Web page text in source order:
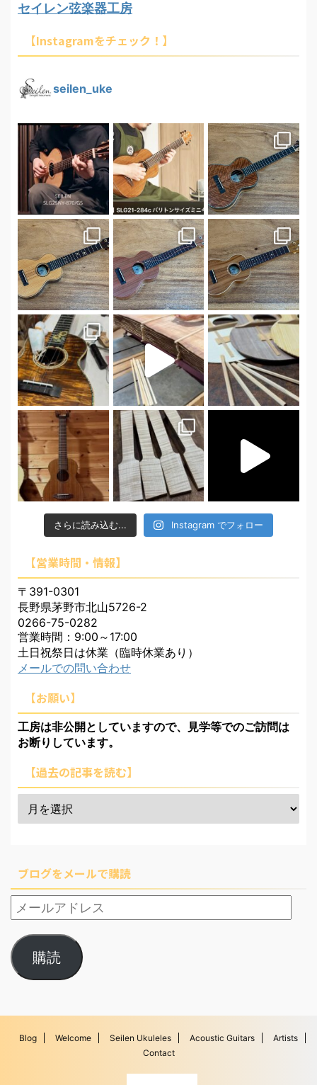
セイレン弦楽器工房
【Instagramをチェック！】
seilen_uke
さらに読み込む... Instagram でフォロー
【営業時間・情報】
〒391-0301
長野県茅野市北山5726-2
0266-75-0282
営業時間：9:00～17:00
土日祝祭日は休業（臨時休業あり）
メールでの問い合わせ
【お願い】
工房は非公開としていますので、見学等でのご訪問は
お断りしています。
【過去の記事を読む】
ブログをメールで購読
購読
Blog Welcome Seilen Ukuleles Acoustic Guitars
Artists
Contact